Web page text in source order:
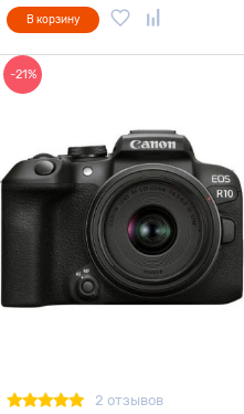
В корзину
-21%
2 отзывов